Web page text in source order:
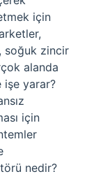
için
soğuk zincir
alanda
işe yarar?
için
nedir?